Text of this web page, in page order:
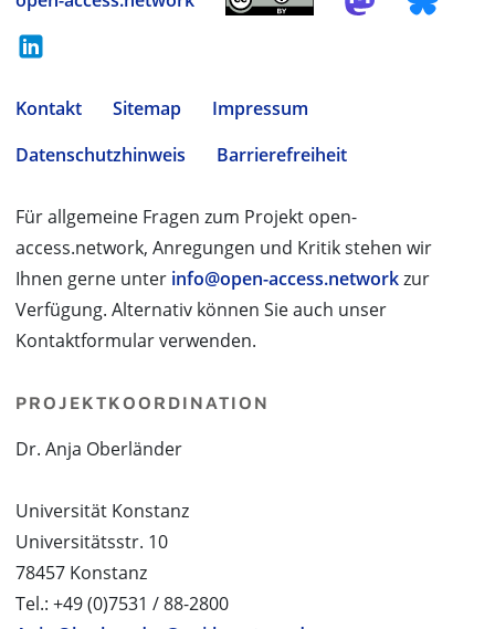
Kontakt Sitemap
Impressum
Datenschutzhinweis
Barrierefreiheit
Für allgemeine Fragen zum Projekt open-
access.network, Anregungen und Kritik stehen wir
Ihnen gerne unter info@open-access.networkzur
Verfügung. Alternativ können Sie auch unser
Kontaktformular verwenden.
PROJEKTKOORDINATION
Dr. Anja Oberländer
Universität Konstanz
Universitätsstr. 10
78457 Konstanz
Tel.: +49 (0)7531 / 88-2800